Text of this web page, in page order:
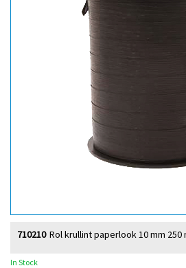
Rol krullint paperlook 10 mm
710210
In Stock